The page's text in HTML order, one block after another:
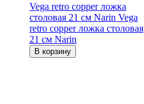
Vega retro copper ложка
столовая 21 см Narin Vega
retro copper ложка столовая
21 см Narin
В корзину